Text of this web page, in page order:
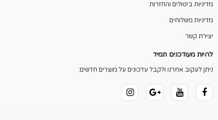
מדיניות ביטולים והחזרות
מדיניות משלוחים
יצירת קשר
להיות מעודכנים תמיד
ניתן לעקוב אחרנו ולקבל עדכונים על מוצרים חדשים: